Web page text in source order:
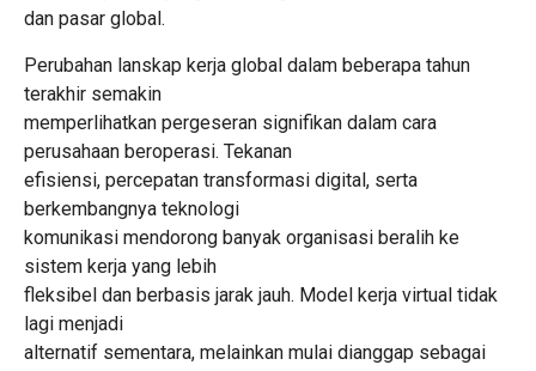
dan pasar global.
Perubahan lanskap kerja global dalam beberapa tahun
terakhir semakin
memperlihatkan pergeseran signifikan dalam cara
perusahaan beroperasi. Tekanan
efisiensi, percepatan transformasi digital, serta
berkembangnya teknologi
komunikasi mendorong banyak organisasi beralih ke
sistem kerja yang lebih
fleksibel dan berbasis jarak jauh. Model kerja virtual tidak
lagi menjadi
alternatif sementara, melainkan mulai dianggap sebagai